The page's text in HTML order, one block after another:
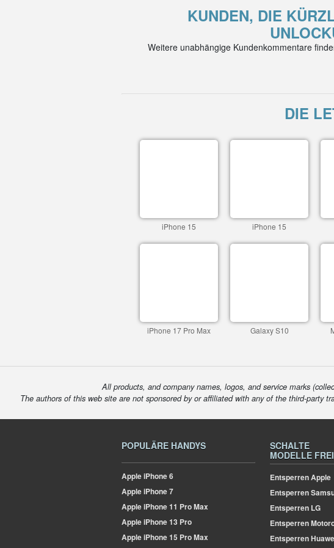
KUNDEN, DIE
Weitere unabhängige Kundenkommentare
DIE
iPhone 15 iPhone 15
iPhone 17 Pro Max Galaxy S10
All products, and company names, logos, and service marks
The authors of this web site are not sponsored by or affiliated with any of the third-party
POPULÄRE HANDYS
AppleiPhone 6
AppleiPhone 7
AppleiPhone 11 Pro Max
AppleiPhone 13 Pro
AppleiPhone 15 Pro Max
SCHALTE
MODELLE FREI
Entsperren Apple
Entsperren
Entsperren LG
Entsperren
Entsperren